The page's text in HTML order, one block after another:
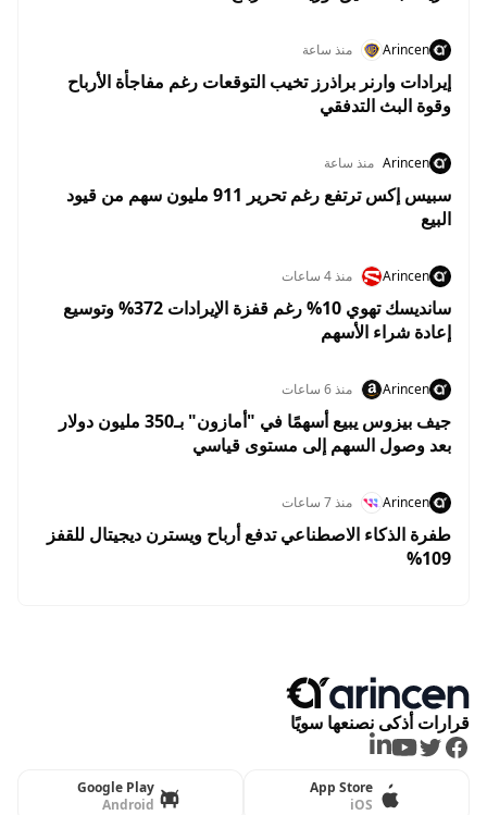
Arincen منذ ساعة
إيرادات وارنر براذرز تخيب التوقعات رغم مفاجأة الأرباح
وقوة البث التدفقي
Arincen منذ ساعة
سبيس إكس ترتفع رغم تحرير 911 مليون سهم من قيود
البيع
Arincen منذ 4 ساعات
سانديسك تهوي 10% رغم قفزة الإيرادات 372% وتوسيع
إعادة شراء الأسهم
Arincen منذ 6 ساعات
جيف بيزوس يبيع أسهمًا في "أمازون" بـ350 مليون دولار
بعد وصول السهم إلى مستوى قياسي
Arincen منذ 7 ساعات
طفرة الذكاء الاصطناعي تدفع أرباح ويسترن ديجيتال للقفز
109%
قرارات أذكى نصنعها سويًا
Facebook
Twitter
Youtube
LinkedIn
App Store
iOS
Google Play
Android